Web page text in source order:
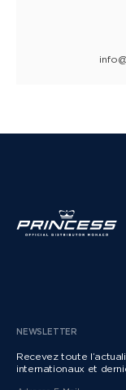
NEWSLETTER
Recevez toute
internationaux et